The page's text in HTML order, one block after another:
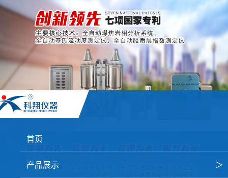
首页
产品展示 ＞